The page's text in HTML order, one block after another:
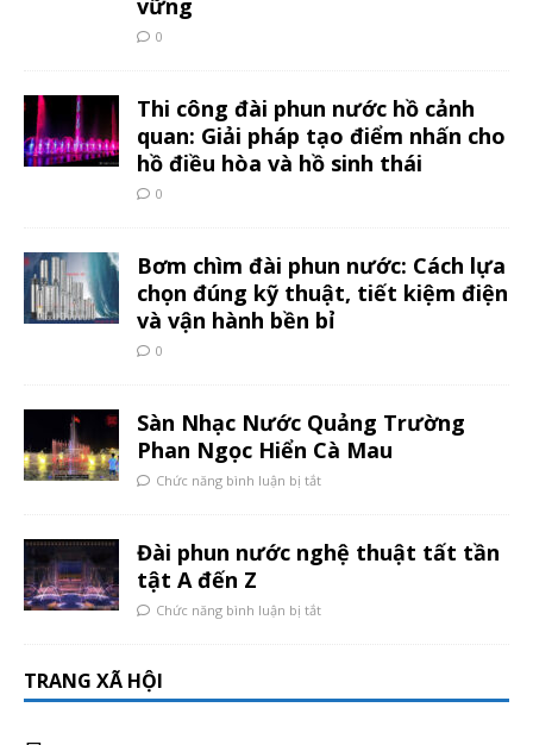
vững
0
Thi công đài phun nước hồ cảnh
quan: Giải pháp tạo điểm nhấn cho
hồ điều hòa và hồ sinh thái
0
Bơm chìm đài phun nước: Cách lựa
chọn đúng kỹ thuật, tiết kiệm điện
và vận hành bền bỉ
0
Sàn Nhạc Nước Quảng Trường
Phan Ngọc Hiển Cà Mau
Chức năng bình luận bị tắt
Đài phun nước nghệ thuật tất tần
tật A đến Z
Chức năng bình luận bị tắt
TRANG XÃ HỘI